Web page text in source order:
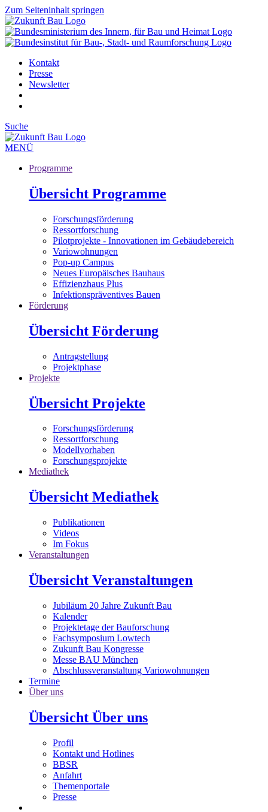
Zum Seiteninhalt springen
Kontakt
Presse
Newsletter
Suche
MENÜ
Programme
Übersicht Programme
Forschungsförderung
Ressortforschung
Pilotprojekte - Innovationen im Gebäudebereich
Variowohnungen
Pop-up Campus
Neues Europäisches Bauhaus
Effizienzhaus Plus
Infektionspräventives Bauen
Förderung
Übersicht Förderung
Antragstellung
Projektphase
Projekte
Übersicht Projekte
Forschungsförderung
Ressortforschung
Modellvorhaben
Forschungsprojekte
Mediathek
Übersicht Mediathek
Publikationen
Videos
Im Fokus
Veranstaltungen
Übersicht Veranstaltungen
Jubiläum 20 Jahre Zukunft Bau
Kalender
Projektetage der Bauforschung
Fachsymposium Lowtech
Zukunft Bau Kongresse
Messe BAU München
Abschlussveranstaltung Variowohnungen
Termine
Über uns
Übersicht Über uns
Profil
Kontakt und Hotlines
BBSR
Anfahrt
Themenportale
Presse